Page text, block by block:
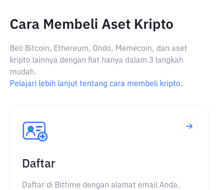
Cara Membeli Aset Kripto
Beli Bitcoin, Ethereum, Ondo, Memecoin, dan aset
kripto lainnya dengan fiat hanya dalam 3 langkah
mudah.
Pelajari lebih lanjut tentang cara membeli kripto.
Daftar
Daftar di Bittime dengan alamat email Anda.